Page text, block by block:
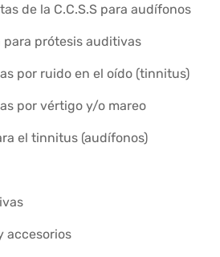
de la C.C.S.S para audífonos
para prótesis auditivas
por ruido en el oído (tinnitus)
por vértigo y/o mareo
el tinnitus (audífonos)
accesorios